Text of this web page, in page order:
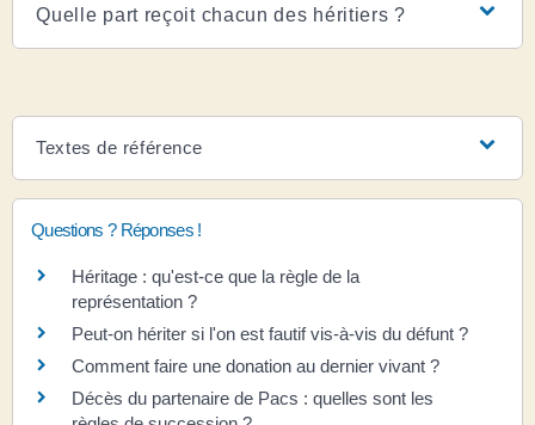
Quelle part reçoit chacun des héritiers ?
Textes de référence
Questions ? Réponses !
Héritage : qu'est-ce que la règle de la
représentation ?
Peut-on hériter si l'on est fautif vis-à-vis du défunt ?
Comment faire une donation au dernier vivant ?
Décès du partenaire de Pacs : quelles sont les